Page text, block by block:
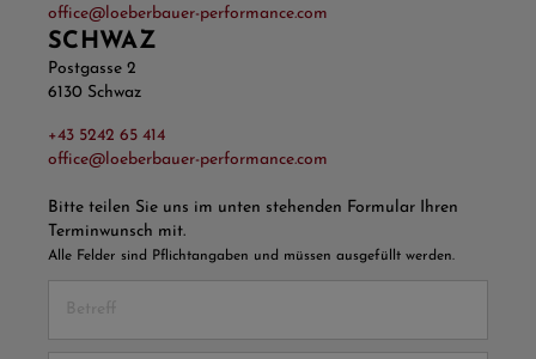
office@loeberbauer-performance.com
SCHWAZ
Postgasse 2
6130 Schwaz
+43 5242 65 414
office@loeberbauer-performance.com
Bitte teilen Sie uns im unten stehenden Formular Ihren
Terminwunsch mit.
Alle Felder sind Pflichtangaben und müssen ausgefüllt werden.